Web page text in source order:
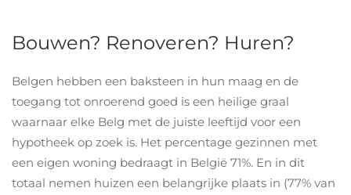
Bouwen? Renoveren? Huren?
Belgen hebben een baksteen in hun maag en de
toegang tot onroerend goed is een heilige graal
waarnaar elke Belg met de juiste leeftijd voor een
hypotheek op zoek is. Het percentage gezinnen met
een eigen woning bedraagt in België 71%. En in dit
totaal nemen huizen een belangrijke plaats in (77% van